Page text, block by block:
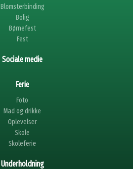
Blomsterbinding
Bolig
Børnefest
Fest
Sociale medie
Ferie
Foto
Mad og drikke
Oplevelser
Skole
Skoleferie
Underholdning